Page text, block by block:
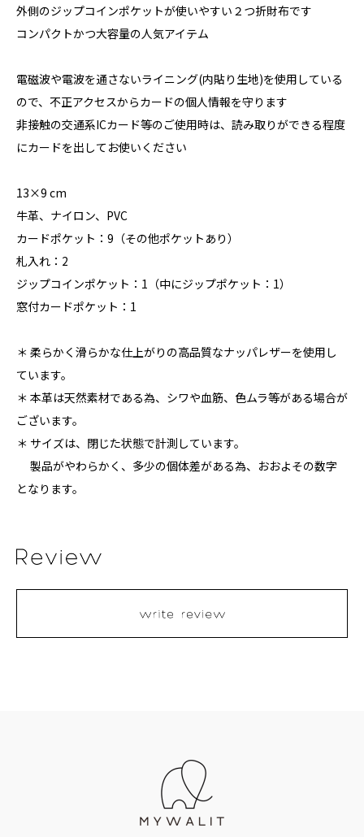
外側のジップコインポケットが使いやすい２つ折財布です
コンパクトかつ大容量の人気アイテム
電磁波や電波を通さないライニング(内貼り生地)を使用している
ので、不正アクセスからカードの個人情報を守ります
非接触の交通系ICカード等のご使用時は、読み取りができる程度
にカードを出してお使いください
13×9 cm
牛革、ナイロン、PVC
カードポケット：9（その他ポケットあり）
札入れ：2
ジップコインポケット：1（中にジップポケット：1）
窓付カードポケット：1
＊ 柔らかく滑らかな仕上がりの高品質なナッパレザーを使用し
ています。
＊ 本革は天然素材である為、シワや血筋、色ムラ等がある場合が
ございます。
＊ サイズは、閉じた状態で計測しています。
製品がやわらかく、多少の個体差がある為、おおよその数字
となります。